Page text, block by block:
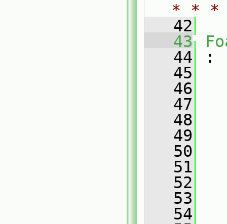
* *
   42
   43
   44
:
   45
   46
   47
   48
   49
   50
   51
   52
   53
   54